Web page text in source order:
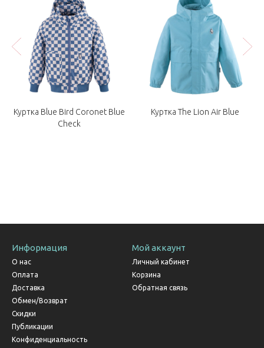
Куртка Blue Bird Coronet Blue
Check
Куртка The Lion Air Blue
Информация
О нас
Оплата
Доставка
Обмен/Возврат
Скидки
Публикации
Конфиденциальность
Мой аккаунт
Личный кабинет
Корзина
Обратная связь